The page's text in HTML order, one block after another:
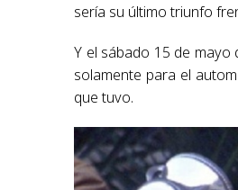
sería su último triunfo
Y el sábado 15 de
solamente para el
que tuvo.